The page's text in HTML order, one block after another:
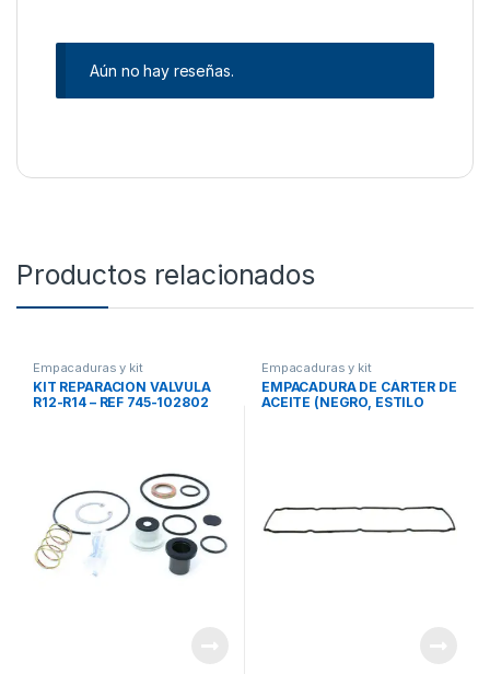
Aún no hay reseñas.
Productos relacionados
Empacaduras y kit
KIT REPARACION VALVULA
R12-R14 – REF 745-102802
Empacaduras y kit
EMPACADURA DE CÁRTER DE
ACEITE (NEGRO, ESTILO